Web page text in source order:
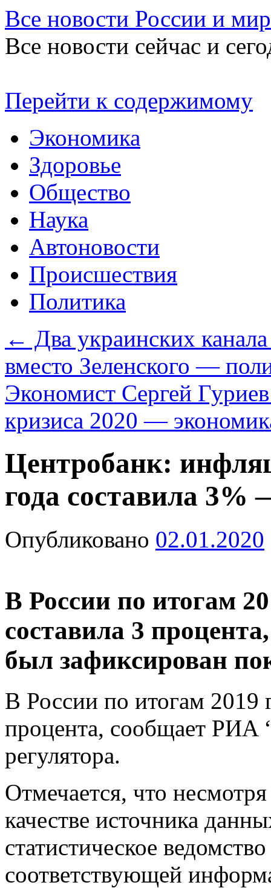
Все новости России и
Все новости сейчас и
Перейти к содержимому
Экономика
Здоровье
Общество
Наука
Автоновости
Происшествия
Политика
← Два украинских
вместо Зеленского —
Экономист Сергей
кризиса 2020 —
Центробанк:
года составила 3%
Опубликовано 02.01.2020
В России по итогам
составила 3
был зафиксирован
В России по итогам 2019
процента, сообщает РИА
регулятора.
Отмечается, что
качестве источника
статистическое
соответствующей